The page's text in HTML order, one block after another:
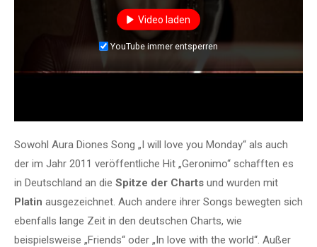
Video laden
YouTube immer entsperren
Sowohl Aura Diones Song „I will love you Monday“ als auch
der im Jahr 2011 veröffentliche Hit „Geronimo“ schafften es
in Deutschland an die Spitze der Charts und wurden mit
Platin ausgezeichnet. Auch andere ihrer Songs bewegten sich
ebenfalls lange Zeit in den deutschen Charts, wie
beispielsweise „Friends“ oder „In love with the world“. Außer